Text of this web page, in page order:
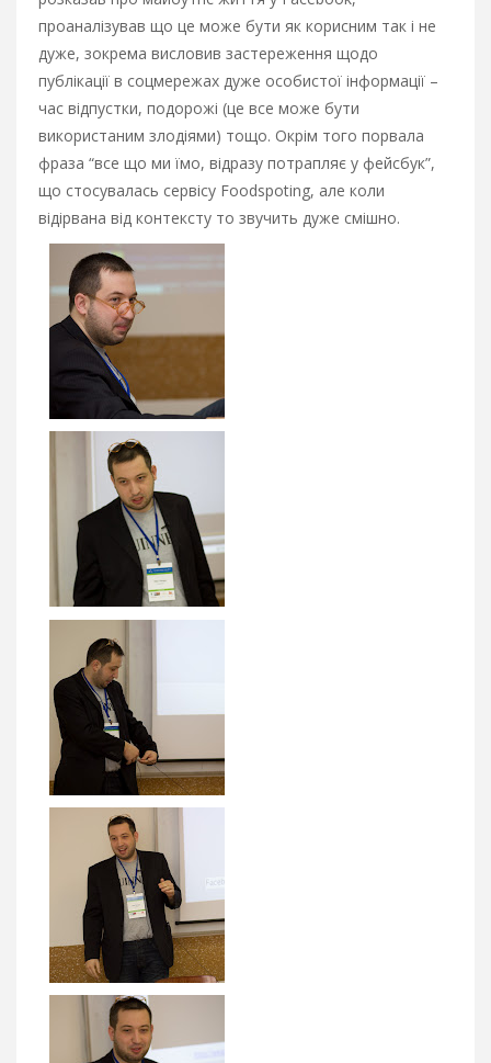
проаналізував що це може бути як корисним так і не
дуже, зокрема висловив застереження щодо
публікації в соцмережах дуже особистої інформації –
час відпустки, подорожі (це все може бути
використаним злодіями) тощо. Окрім того порвала
фраза “все що ми їмо, відразу потрапляє у фейсбук”,
що стосувалась сервісу Foodspoting, але коли
відірвана від контексту то звучить дуже смішно.